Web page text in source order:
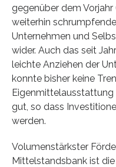
gegenüber dem Vorjahr
weiterhin
Unternehmen und
wider. Auch das seit
leichte Anziehen der
konnte bisher keine
Eigenmittelausstattung
gut, so dass
werden.
Volumenstärkster
Mittelstandsbank ist